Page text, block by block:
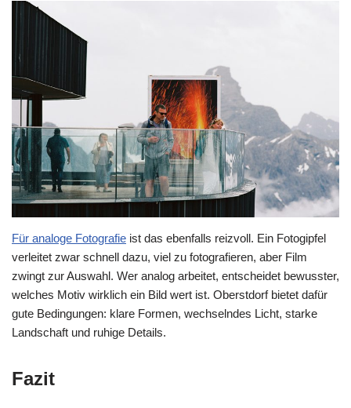
Für analoge Fotografie ist das ebenfalls reizvoll. Ein Fotogipfel
verleitet zwar schnell dazu, viel zu fotografieren, aber Film
zwingt zur Auswahl. Wer analog arbeitet, entscheidet bewusster,
welches Motiv wirklich ein Bild wert ist. Oberstdorf bietet dafür
gute Bedingungen: klare Formen, wechselndes Licht, starke
Landschaft und ruhige Details.
Fazit